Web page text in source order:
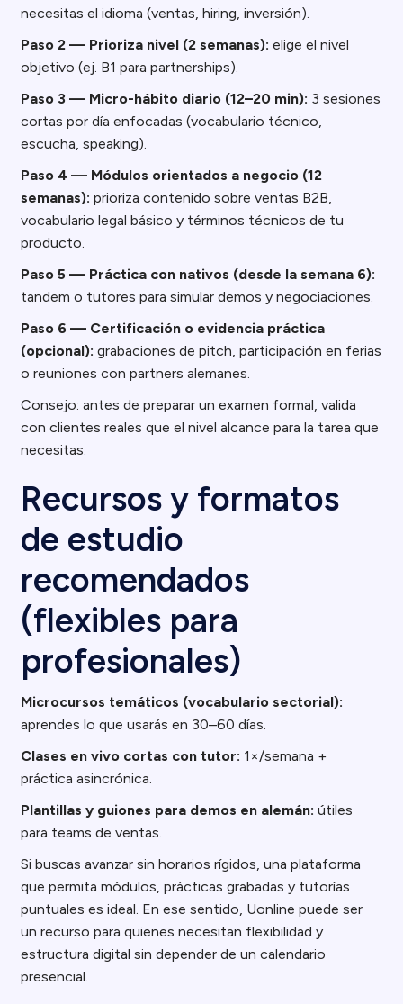
necesitas el idioma (ventas, hiring, inversión).
Paso 2 — Prioriza nivel (2 semanas): elige el nivel
objetivo (ej. B1 para partnerships).
Paso 3 — Micro-hábito diario (12–20 min): 3 sesiones
cortas por día enfocadas (vocabulario técnico,
escucha, speaking).
Paso 4 — Módulos orientados a negocio (12
semanas): prioriza contenido sobre ventas B2B,
vocabulario legal básico y términos técnicos de tu
producto.
Paso 5 — Práctica con nativos (desde la semana 6):
tandem o tutores para simular demos y negociaciones.
Paso 6 — Certificación o evidencia práctica
(opcional): grabaciones de pitch, participación en ferias
o reuniones con partners alemanes.
Consejo: antes de preparar un examen formal, valida
con clientes reales que el nivel alcance para la tarea que
necesitas.
Recursos y formatos
de estudio
recomendados
(flexibles para
profesionales)
Microcursos temáticos (vocabulario sectorial):
aprendes lo que usarás en 30–60 días.
Clases en vivo cortas con tutor: 1×/semana +
práctica asincrónica.
Plantillas y guiones para demos en alemán: útiles
para teams de ventas.
Si buscas avanzar sin horarios rígidos, una plataforma
que permita módulos, prácticas grabadas y tutorías
puntuales es ideal. En ese sentido, Uonline puede ser
un recurso para quienes necesitan flexibilidad y
estructura digital sin depender de un calendario
presencial.